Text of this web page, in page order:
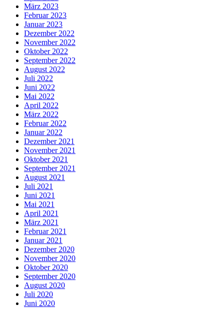
März 2023
Februar 2023
Januar 2023
Dezember 2022
November 2022
Oktober 2022
September 2022
August 2022
Juli 2022
Juni 2022
Mai 2022
April 2022
März 2022
Februar 2022
Januar 2022
Dezember 2021
November 2021
Oktober 2021
September 2021
August 2021
Juli 2021
Juni 2021
Mai 2021
April 2021
März 2021
Februar 2021
Januar 2021
Dezember 2020
November 2020
Oktober 2020
September 2020
August 2020
Juli 2020
Juni 2020